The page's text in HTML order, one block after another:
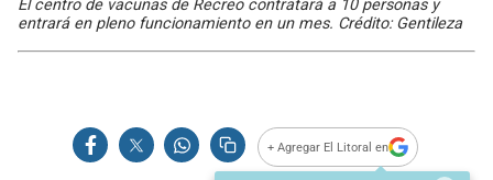
El centro de vacunas de Recreo contratará a 10 personas y
entrará en pleno funcionamiento en un mes. Crédito: Gentileza
+ Agregar El Litoral en